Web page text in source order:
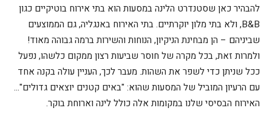
להבהיר כאן שסטנדרט הלינה במסעות הוא בתי אירוח בוטיקיים כגון
B&B, ולא בתי מלון יוקרתיים. בתי האירוח באנגליה, גם הממוצעים
שביניהם – הן מבחינת הניקיון, הנוחות והשירות ברמה גבוהה מאוד!
ולמרות זאת, בכל מקרה של חוסר שביעות רצון ממקום כלשהו, נפעל
ככל שניתן כדי לשפר את השהות. מעבר לכך, העניין עולה בקנה אחד
עם הרעיון המוביל של המסעות שהוא: "באים קטנים יוצאים גדולים"…
האירוח הבסיסי שלנו במקומות אלה כולל לינה וארוחת בוקר.